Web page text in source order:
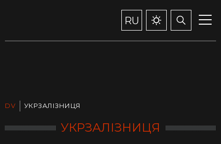
RU
DV УКРЗАЛІЗНИЦЯ
УКРЗАЛІЗНИЦЯ